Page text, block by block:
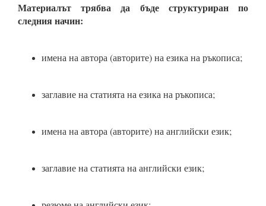
Материалът трябва да бъде структуриран по
следния начин:
имена на автора (авторите) на езика на ръкописа;
заглавие на статията на езика на ръкописа;
имена на автора (авторите) на английски език;
заглавие на статията на английски език;